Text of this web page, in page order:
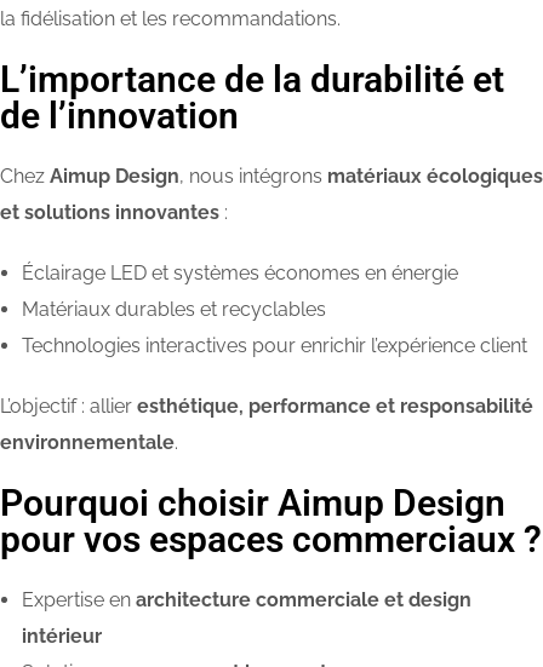
la fidélisation et les recommandations.
L’importance de la durabilité et
de l’innovation
Chez Aimup Design, nous intégrons matériaux écologiques
et solutions innovantes :
Éclairage LED et systèmes économes en énergie
Matériaux durables et recyclables
Technologies interactives pour enrichir l’expérience client
L’objectif : allier esthétique, performance et responsabilité
environnementale.
Pourquoi choisir Aimup Design
pour vos espaces commerciaux ?
Expertise en architecture commerciale et design
intérieur